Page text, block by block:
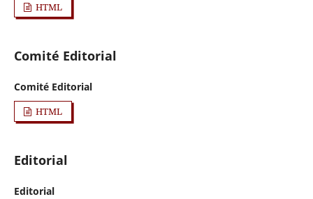
HTML
Comité Editorial
Comité Editorial
HTML
Editorial
Editorial